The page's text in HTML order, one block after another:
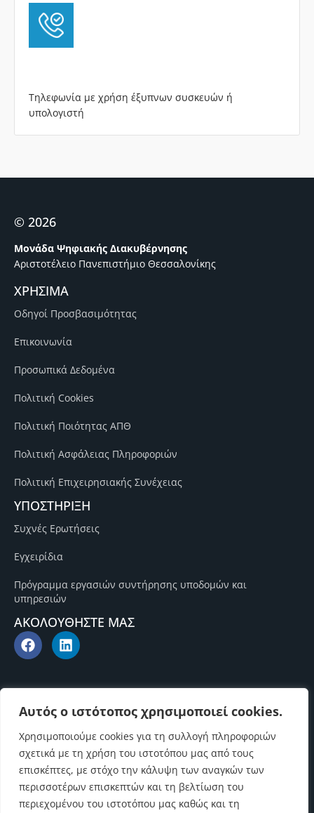
Αυτός ο ιστότοπος χρησιμοποιεί cookies.
Χρησιμοποιούμε cookies για τη συλλογή πληροφοριών
σχετικά με τη χρήση του ιστοτόπου μας από τους
επισκέπτες, με στόχο την κάλυψη των αναγκών των
περισσοτέρων επισκεπτών και τη βελτίωση του
περιεχομένου του ιστοτόπου μας καθώς και τη
Τηλεφωνία με χρήση έξυπνων συσκευών ή
υπολογιστή
© 2026
Μονάδα Ψηφιακής Διακυβέρνησης
Αριστοτέλειο Πανεπιστήμιο Θεσσαλονίκης
ΧΡΗΣΙΜΑ
Οδηγοί Προσβασιμότητας
Επικοινωνία
Προσωπικά Δεδομένα
Πολιτική Cookies
Πολιτική Ποιότητας ΑΠΘ
Πολιτική Ασφάλειας Πληροφοριών
Πολιτική Επιχειρησιακής Συνέχειας
ΥΠΟΣΤΗΡΙΞΗ
Συχνές Ερωτήσεις
Εγχειρίδια
Πρόγραμμα εργασιών συντήρησης υποδομών και
υπηρεσιών
ΑΚΟΛΟΥΘΗΣΤΕ ΜΑΣ